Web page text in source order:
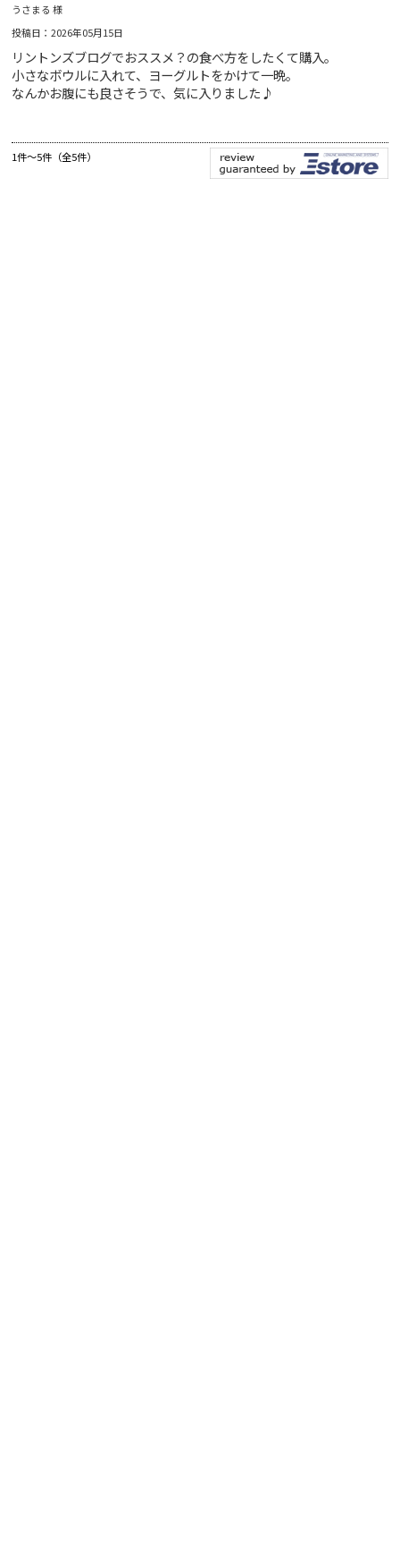
うさまる 様
投稿日：2026年05月15日
リントンズブログでおススメ？の食べ方をしたくて購入。
小さなボウルに入れて、ヨーグルトをかけて一晩。
なんかお腹にも良さそうで、気に入りました♪
1件～5件（全5件）